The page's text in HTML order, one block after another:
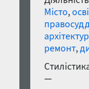
Місто,
ремонт,
—